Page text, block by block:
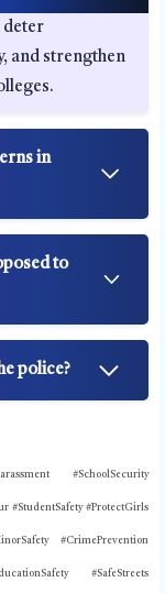
deter
and strengthen
in
to
police?
#SchoolSecurity
#StudentSafety #ProtectGirls
#CrimePrevention
#SafeStreets